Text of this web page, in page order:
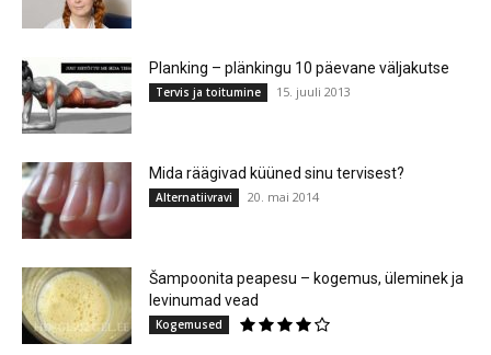
Planking – plänkingu 10 päevane väljakutse
Tervis ja toitumine 15. juuli 2013
Mida räägivad küüned sinu tervisest?
Alternatiivravi 20. mai 2014
Šampoonita peapesu – kogemus, üleminek ja
levinumad vead
Kogemused